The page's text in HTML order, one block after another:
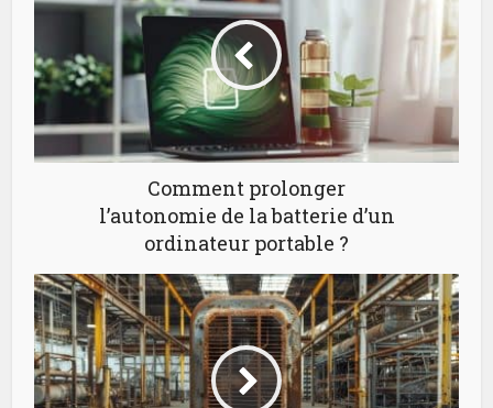
Comment prolonger
l’autonomie de la batterie d’un
ordinateur portable ?